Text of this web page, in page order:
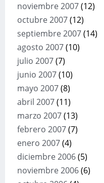
noviembre 2007(12)
octubre 2007(12)
septiembre 2007(14)
agosto 2007(10)
julio 2007(7)
junio 2007(10)
mayo 2007(8)
abril 2007(11)
marzo 2007(13)
febrero 2007(7)
enero 2007(4)
diciembre 2006(5)
noviembre 2006(6)